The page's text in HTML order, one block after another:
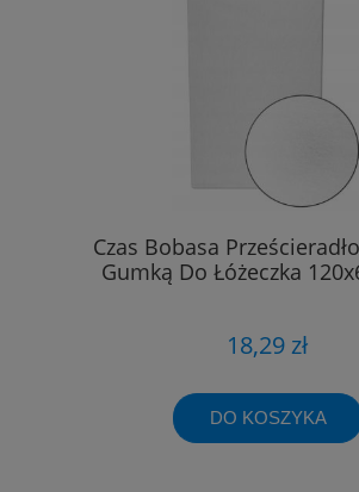
Czas Bobasa
Gumką Do Łóżeczka
18,29 zł
DO KOSZYKA